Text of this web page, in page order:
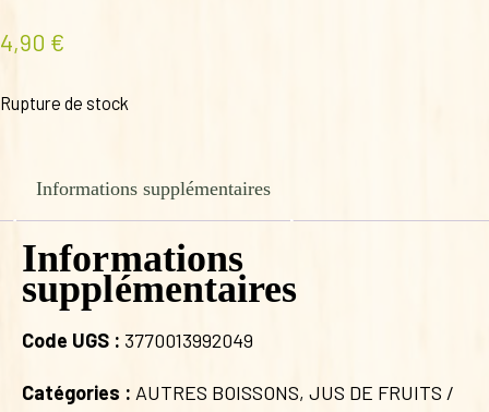
4,90 €
Rupture de stock
Informations supplémentaires
Informations
supplémentaires
Code UGS : 3770013992049
Catégories : AUTRES BOISSONS, JUS DE FRUITS /